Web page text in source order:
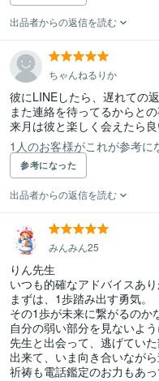
出品者からの返信を読む
ちゃんねるりか
彼にLINEしたら、遅れての
また連絡を待ってるからとの
来月は彼と楽しく会えたら
1人のお客様がこれが参考に
参考になった
出品者からの返信を読む
みんみん25
りん先生
いつも的確なアドバイスあり
まずは、1歩踏み出す勇気。
その1歩が未来に繋がるのか
自分の弱い部分を見ないよ
先生と出会って、逃げてい
出来て、いま向き合いながら
祈祷も電話鑑定のお力もあっ